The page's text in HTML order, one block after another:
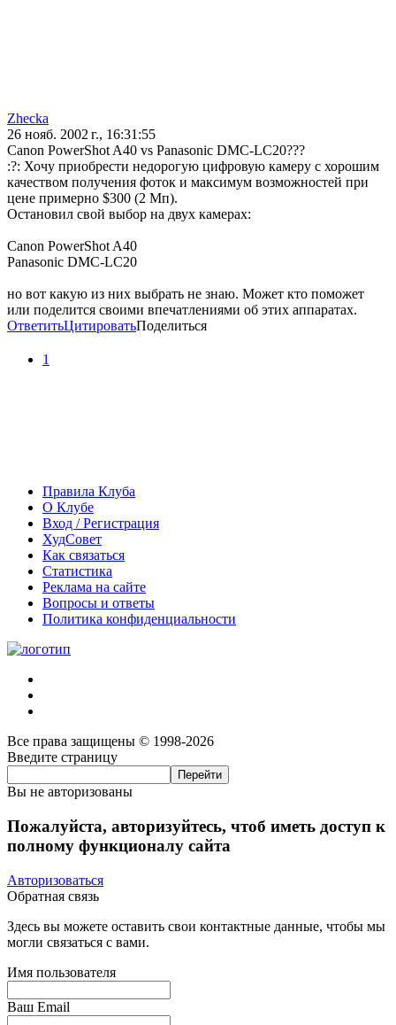
Zhecka
26 нояб. 2002 г., 16:31:55
Canon PowerShot A40 vs Panasonic DMC-LC20???
:?: Хочу приобрести недорогую цифровую камеру с хорошим
качеством получения фоток и максимум возможностей при
цене примерно $300 (2 Мп).
Остановил свой выбор на двух камерах:
Canon PowerShot A40
Panasonic DMC-LC20
но вот какую из них выбрать не знаю. Может кто поможет
или поделится своими впечатлениями об этих аппаратах.
ОтветитьЦитироватьПоделиться
1
Правила Клуба
О Клубе
Вход / Регистрация
ХудСовет
Как связаться
Статистика
Реклама на сайте
Вопросы и ответы
Политика конфиденциальности
Все права защищены © 1998-2026
Введите страницу
Вы не авторизованы
Пожалуйста, авторизуйтесь, чтоб иметь доступ к
полному функционалу сайта
Авторизоваться
Обратная связь
Здесь вы можете оставить свои контактные данные, чтобы мы
могли связаться с вами.
Имя пользователя
Ваш Email